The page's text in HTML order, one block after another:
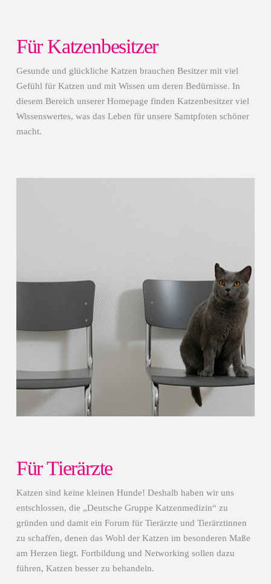
Für Katzenbesitzer
Gesunde und glückliche Katzen brauchen Besitzer mit viel
Gefühl für Katzen und mit Wissen um deren Bedürnisse. In
diesem Bereich unserer Homepage finden Katzenbesitzer viel
Wissenswertes, was das Leben für unsere Samtpfoten schöner
macht.
Für Tierärzte
Katzen sind keine kleinen Hunde! Deshalb haben wir uns
entschlossen, die „Deutsche Gruppe Katzenmedizin“ zu
gründen und damit ein Forum für Tierärzte und Tierärztinnen
zu schaffen, denen das Wohl der Katzen im besonderen Maße
am Herzen liegt. Fortbildung und Networking sollen dazu
führen, Katzen besser zu behandeln.